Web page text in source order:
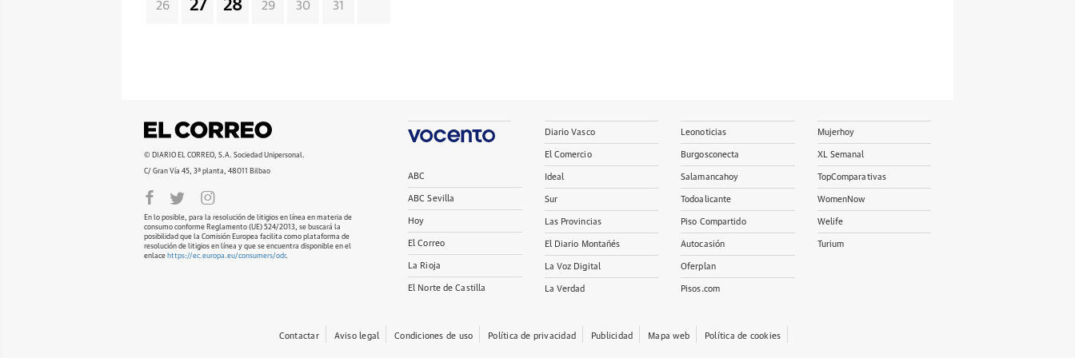
26 27 28 29 30 31
© DIARIO EL CORREO, S.A. Sociedad Unipersonal.
C/ Gran Vía 45, 3ª planta, 48011 Bilbao
En lo posible, para la resolución de litigios en línea en materia de
consumo conforme Reglamento (UE) 524/2013, se buscará la
posibilidad que la Comisión Europea facilita como plataforma de
resolución de litigios en línea y que se encuentra disponible en el
enlace https://ec.europa.eu/consumers/odr.
ABC
ABC Sevilla
Hoy
El Correo
La Rioja
El Norte de Castilla
Diario Vasco
El Comercio
Ideal
Sur
Las Provincias
El Diario Montañés
La Voz Digital
La Verdad
Leonoticias
Burgosconecta
Salamancahoy
Todoalicante
Piso Compartido
Autocasión
Oferplan
Pisos.com
Mujerhoy
XL Semanal
TopComparativas
WomenNow
Welife
Turium
Contactar Aviso legal Condiciones de uso Política de privacidad Publicidad Mapa web Política de cookies